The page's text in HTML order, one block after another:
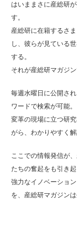
はいままさに産総研
す。
産総研に在籍するさ
し、彼らが見ている
する。
それが産総研マガジン
毎週水曜日に公開さ
ワードで検索が可能。
変革の現場に立つ研
がら、わかりやすく
ここでの情報発信が
たちの奮起をも引き起
強力なイノベーショ
を、産総研マガジン